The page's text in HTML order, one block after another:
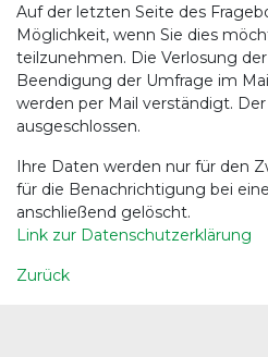
Auf der letzten Seite des
Möglichkeit, wenn Sie dies
teilzunehmen. Die Verlosung
Beendigung der Umfrage im
werden per Mail verständigt.
ausgeschlossen.
Ihre Daten werden nur für den
für die Benachrichtigung bei
anschließend gelöscht.
Link zur Datenschutzerklärung
Zurück